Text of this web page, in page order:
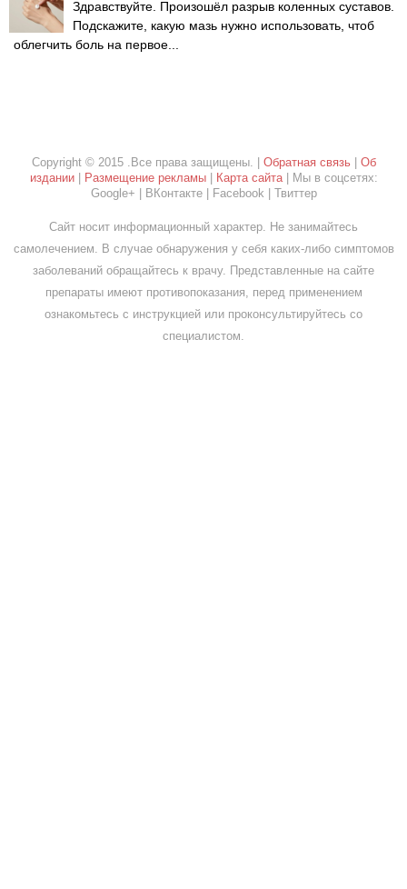
Здравствуйте. Произошёл разрыв коленных суставов.
Подскажите, какую мазь нужно использовать, чтоб
облегчить боль на первое...
Copyright © 2015 .Все права защищены. | Обратная связь| Об
издании| Размещение рекламы| Карта сайта| Мы в соцсетях:
Google+ | ВКонтакте | Facebook | Твиттер
Сайт носит информационный характер. Не занимайтесь
самолечением. В случае обнаружения у себя каких-либо симптомов
заболеваний обращайтесь к врачу. Представленные на сайте
препараты имеют противопоказания, перед применением
ознакомьтесь с инструкцией или проконсультируйтесь со
специалистом.